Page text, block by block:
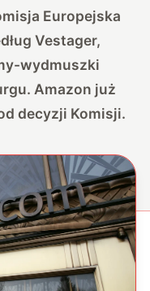
Europejska
Vestager,
wydmuszki
Amazon już
decyzji Komisji.